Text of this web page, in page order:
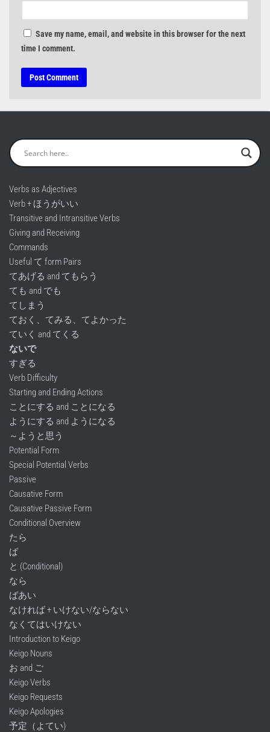
Save my name, email, and website in this browser for the next
time I comment.
Verbs as Adjectives
Verb + ほうがいい
Transitive and Intransitive Verbs
Giving and Receiving
Commands
Useful て form Pairs
てあげる and てもらう
ても and でも
てしまう
ておく、てみる、てよかった
ていく and てくる
ないで
すぎる
Verb Difficulty
Starting and Ending Actions
ことにする and ことになる
ようにする and ようになる
～ようと思う
Potential Form
Special Potential Verbs
Passive
Causative Form
Causative Passive Form
Conditional Overview
たら
ば
と (Conditional)
なら
ばあい
なければ + いけない/ならない
なくてはいけない
Introduction to Keigo
Keigo Nouns
お and ご
Keigo Verbs
Keigo Requests
Keigo Apologies
予定（よてい)